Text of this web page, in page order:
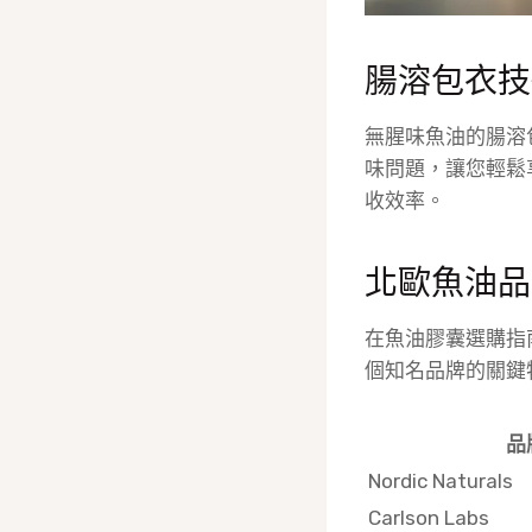
腸溶包衣
無腥味魚油的腸
味問題，讓您輕
收效率。
北歐魚油
在魚油膠囊選購
個知名品牌的關鍵
品
Nordic Naturals
Carlson Labs